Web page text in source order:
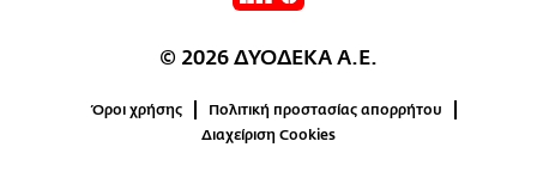
© 2026 ΔΥΟΔΕΚΑ Α.Ε.
Όροι χρήσης
Πολιτική προστασίας απορρήτου
Διαχείριση Cookies